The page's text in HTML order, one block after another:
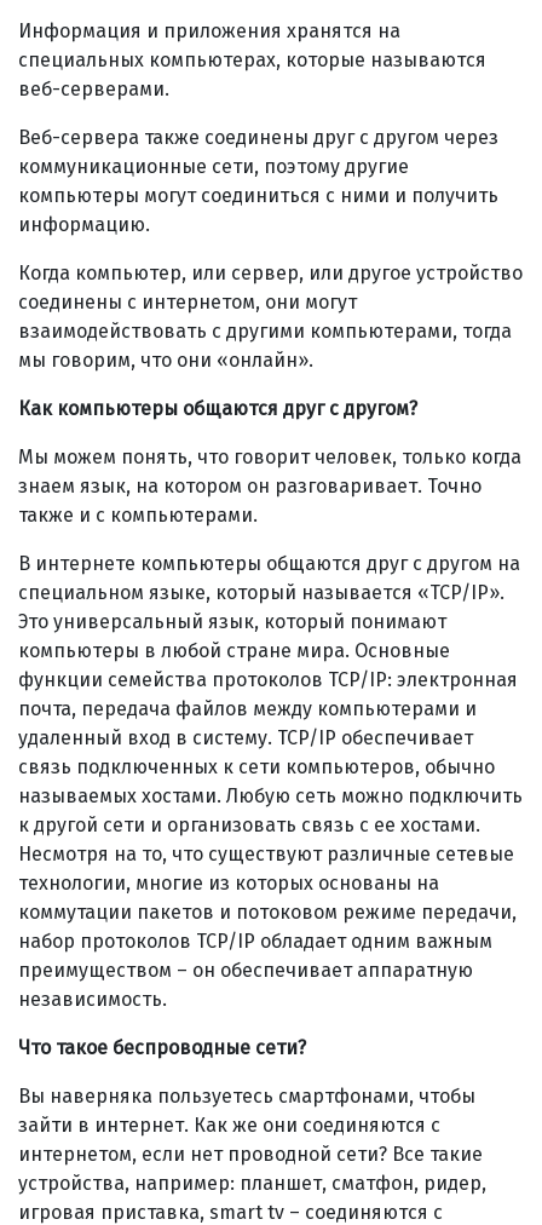
Информация и приложения хранятся на
специальных компьютерах, которые называются
веб-серверами.
Веб-сервера также соединены друг с другом через
коммуникационные сети, поэтому другие
компьютеры могут соединиться с ними и получить
информацию.
Когда компьютер, или сервер, или другое устройство
соединены с интернетом, они могут
взаимодействовать с другими компьютерами, тогда
мы говорим, что они «онлайн».
Как компьютеры общаются друг с другом?
Мы можем понять, что говорит человек, только когда
знаем язык, на котором он разговаривает. Точно
также и с компьютерами.
В интернете компьютеры общаются друг с другом на
специальном языке, который называется «TCP/IP».
Это универсальный язык, который понимают
компьютеры в любой стране мира. Основные
функции семейства протоколов TCP/IP: электронная
почта, передача файлов между компьютерами и
удаленный вход в систему. TCP/IP обеспечивает
связь подключенных к сети компьютеров, обычно
называемых хостами. Любую сеть можно подключить
к другой сети и организовать связь с ее хостами.
Несмотря на то, что существуют различные сетевые
технологии, многие из которых основаны на
коммутации пакетов и потоковом режиме передачи,
набор протоколов TCP/IP обладает одним важным
преимуществом – он обеспечивает аппаратную
независимость.
Что такое беспроводные сети?
Вы наверняка пользуетесь смартфонами, чтобы
зайти в интернет. Как же они соединяются с
интернетом, если нет проводной сети? Все такие
устройства, например: планшет, сматфон, ридер,
игровая приставка, smart tv – соединяются с